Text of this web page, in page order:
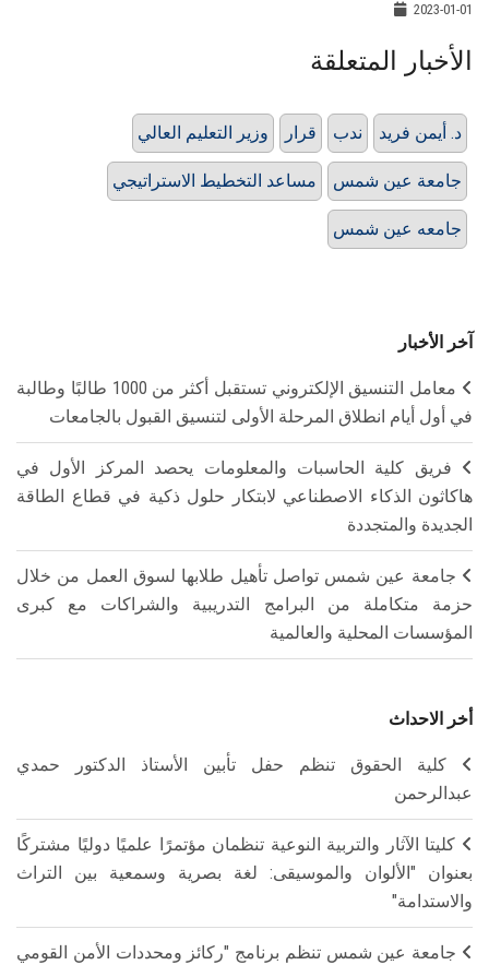
2023-01-01
الأخبار المتعلقة
وزير التعليم العالي قرار ندب د. أيمن فريد
مساعد التخطيط الاستراتيجي جامعة عين شمس
جامعه عين شمس
آخر الأخبار
معامل التنسيق الإلكتروني تستقبل أكثر من 1000 طالبًا وطالبة
في أول أيام انطلاق المرحلة الأولى لتنسيق القبول بالجامعات
فريق كلية الحاسبات والمعلومات يحصد المركز الأول في
هاكاثون الذكاء الاصطناعي لابتكار حلول ذكية في قطاع الطاقة
الجديدة والمتجددة
جامعة عين شمس تواصل تأهيل طلابها لسوق العمل من خلال
حزمة متكاملة من البرامج التدريبية والشراكات مع كبرى
المؤسسات المحلية والعالمية
أخر الاحداث
كلية الحقوق تنظم حفل تأبين الأستاذ الدكتور حمدي
عبدالرحمن
كليتا الآثار والتربية النوعية تنظمان مؤتمرًا علميًا دوليًا مشتركًا
بعنوان "الألوان والموسيقى: لغة بصرية وسمعية بين التراث
والاستدامة"
جامعة عين شمس تنظم برنامج "ركائز ومحددات الأمن القومي